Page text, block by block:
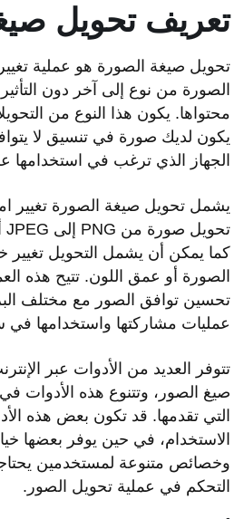
تعريف تحويل
تحويل صيغة الصورة هو عملية
الصورة من نوع إلى آخر دون
محتواها. يكون هذا النوع من
يكون لديك صورة في تنسيق لا
الجهاز الذي ترغب في استخدامها
يشمل تحويل صيغة الصورة تغيير
تحويل صورة من PNG إلى JPEG أو من GIF إلى
كما يمكن أن يشمل التحويل
الصورة أو عمق اللون. تتيح هذه
تحسين توافق الصور مع مختلف
عمليات مشاركتها واستخدامها في
تتوفر العديد من الأدوات عبر
صيغ الصور، وتتنوع هذه الأدوات
التي تقدمها. قد تكون بعض هذه
الاستخدام، في حين يوفر بعضها
وخصائص متنوعة لمستخدمين
التحكم في عملية تحويل الصور.